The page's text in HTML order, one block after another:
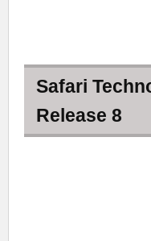
Safari
Release 8